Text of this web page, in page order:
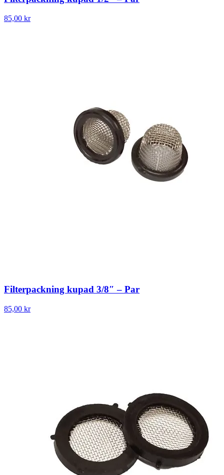
85,00 kr
Filterpackning kupad 3/8″ – Par
85,00 kr